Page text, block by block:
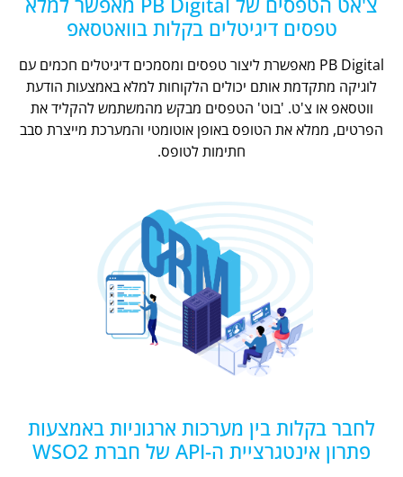
טפסים דיגיטלים בקלות בוואטסאפ
PB Digital מאפשרת ליצור טפסים ומסמכים דיגיטלים חכמים עם
לוגיקה מתקדמת אותם יכולים הלקוחות למלא באמצעות הודעת
ווטסאפ או צ'ט. 'בוט' הטפסים מבקש מהמשתמש להקליד את
הפרטים, ממלא את הטופס באופן אוטומטי והמערכת מייצרת סבב
חתימות לטופס.
לחבר בקלות בין מערכות ארגוניות באמצעות
פתרון אינטגרציית ה-API של חברת WSO2